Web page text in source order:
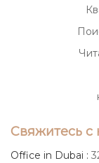
Свяжитесь с
Office in Dubai :